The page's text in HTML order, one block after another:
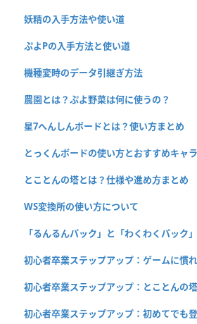
妖精の入手方法や使い道
ぷよPの入手方法と使い道
機種変時のデータ引継ぎ方法
農園とは？ぷよ野菜は何に使うの？
星7へんしんボードとは？使い方まとめ
とっくんボードの使い方とおすすめキャラ
とことんの塔とは？仕様や進め方まとめ
WS変換所の使い方について
「るんるんパック」と「わくわくパック
初心者卒業ステップアップ：ゲームに慣
初心者卒業ステップアップ：とことんの
初心者卒業ステップアップ：初めてでも